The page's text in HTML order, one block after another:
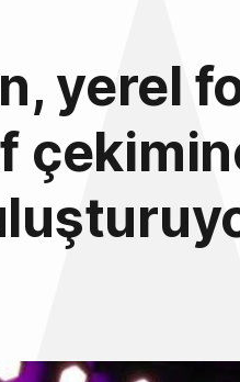
yerel